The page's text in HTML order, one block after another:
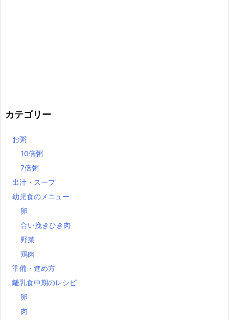
カテゴリー
お粥
10倍粥
7倍粥
出汁・スープ
幼児食のメニュー
卵
合い挽きひき肉
野菜
鶏肉
準備・進め方
離乳食中期のレシピ
卵
肉